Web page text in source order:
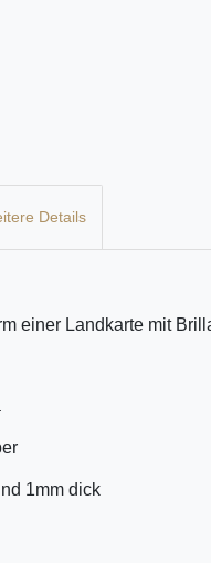
Details
einer Landkarte mit
1mm dick